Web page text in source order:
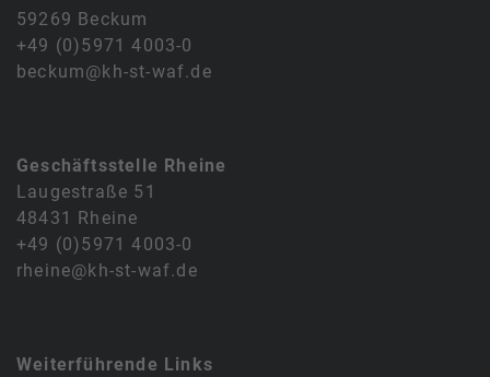
59269 Beckum
+49 (0)5971 4003-0
beckum@kh-st-waf.de
Geschäftsstelle Rheine
Laugestraße 51
48431 Rheine
+49 (0)5971 4003-0
rheine@kh-st-waf.de
Weiterführende Links